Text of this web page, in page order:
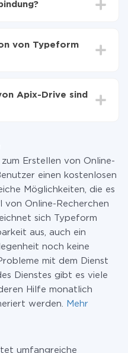
Minuten.
von Typeform
die über unseren
ein anderes übertragen
Apix-Drive sind
Erstellen von Online-
einen kostenlosen
Möglichkeiten, die es
von Online-Recherchen
sich Typeform
aus, auch ein
noch keine
mit dem Dienst
Dienstes gibt es viele
Hilfe monatlich
werden.
Mehr
umfangreiche